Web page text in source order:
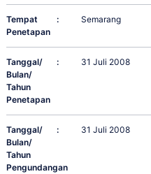
Tempat
Penetapan
: Semarang
Tanggal/
Bulan/
Tahun
Penetapan
: 31 Juli 2008
Tanggal/
Bulan/
Tahun
Pengundangan
: 31 Juli 2008